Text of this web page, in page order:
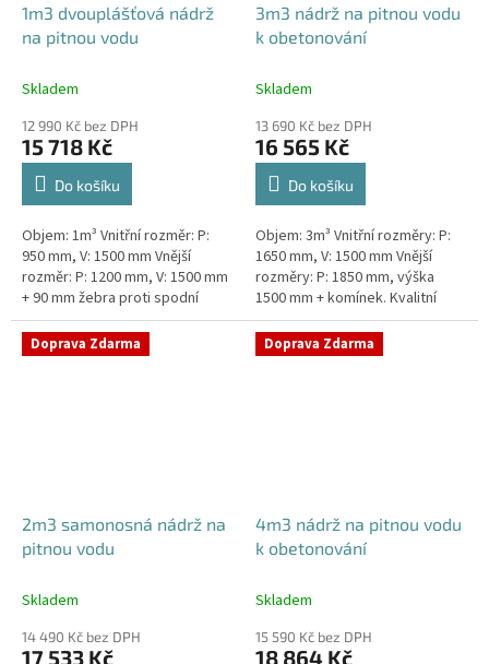
1m3 dvouplášťová nádrž
na pitnou vodu
Skladem
12 990 Kč bez DPH
15 718 Kč
Do košíku
Objem: 1m³ Vnitřní rozměr: P:
950 mm, V: 1500 mm Vnější
rozměr: P: 1200 mm, V: 1500 mm
+ 90 mm žebra proti spodní
vodě + komínek Kvalitní nádrž na
pitnou vodu do míst vysokou...
3m3 nádrž na pitnou vodu
k obetonování
Skladem
13 690 Kč bez DPH
16 565 Kč
Do košíku
Objem: 3m³ Vnitřní rozměry: P:
1650 mm, V: 1500 mm Vnější
rozměry: P: 1850 mm, výška
1500 mm + komínek. Kvalitní
nádrž na pitnou vodu pod
parkovací stání. Průměr a
umístění...
Doprava Zdarma
2m3 samonosná nádrž na
pitnou vodu
Skladem
14 490 Kč bez DPH
17 533 Kč
Doprava Zdarma
4m3 nádrž na pitnou vodu
k obetonování
Skladem
15 590 Kč bez DPH
18 864 Kč